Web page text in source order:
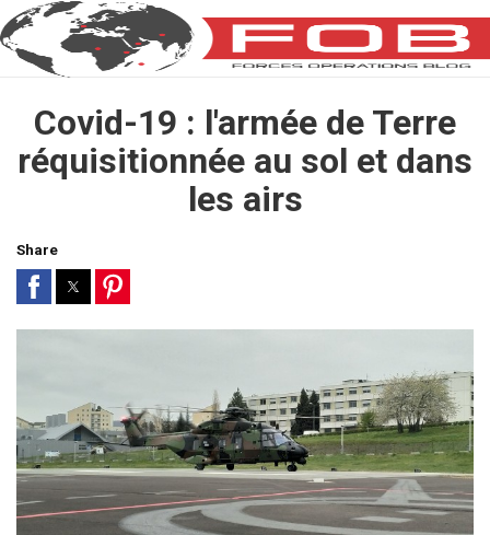
Covid-19 : l'armée de Terre
réquisitionnée au sol et dans
les airs
Share